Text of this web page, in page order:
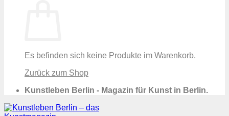
Es befinden sich keine Produkte im Warenkorb.
Zurück zum Shop
Kunstleben Berlin - Magazin für Kunst in Berlin.